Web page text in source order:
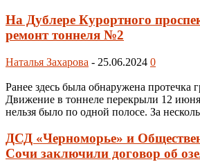
На Дублере Курортного
ремонт тоннеля №2
Наталья Захарова - 25.06.2024 0
Ранее здесь была обнаружена протечка
Движение в тоннеле перекрыли 12
нельзя было по одной полосе. За
ДСД «Черноморье» и
Сочи заключили договор об